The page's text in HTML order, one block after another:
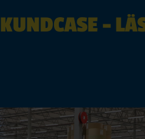
KUNDCASE –